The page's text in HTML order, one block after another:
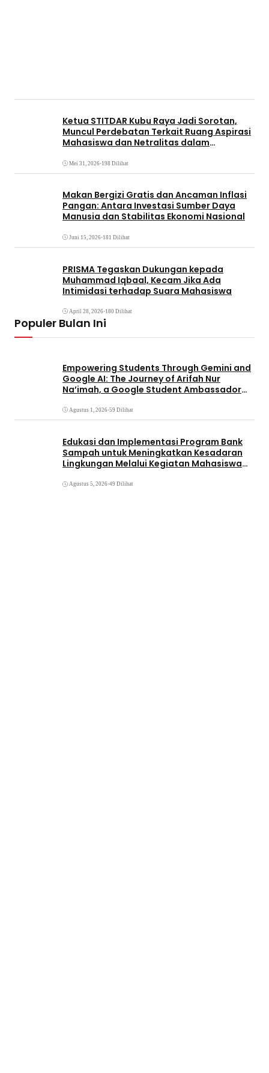
Ketua STITDAR Kubu Raya Jadi Sorotan,
Muncul Perdebatan Terkait Ruang Aspirasi
Mahasiswa dan Netralitas dalam
Mei 31, 2026•198 Dilihat
Makan Bergizi Gratis dan Ancaman Inflasi
Pangan: Antara Investasi Sumber Daya
Manusia dan Stabilitas Ekonomi Nasional
Juni 15, 2026•181 Dilihat
PRISMA Tegaskan Dukungan kepada
Muhammad Iqbaal, Kecam Jika Ada
Intimidasi terhadap Suara Mahasiswa
April 28, 2026•180 Dilihat
Populer Bulan Ini
Empowering Students Through Gemini and
Google AI: The Journey of Arifah Nur
Na’imah, a Google Student Ambassador
Pignatelli Triputra
Agustus 1, 2026•59 Dilihat
Edukasi dan Implementasi Program Bank
Sampah untuk Meningkatkan Kesadaran
Lingkungan Melalui Kegiatan Mahasiswa
Agustus 5, 2026•49 Dilihat